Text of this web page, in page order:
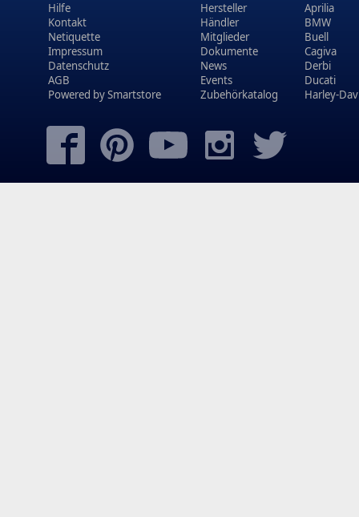
Hilfe
Kontakt
Netiquette
Impressum
Datenschutz
AGB
Powered bySmartstore
Hersteller
Händler
Mitglieder
Dokumente
News
Events
Zubehörkatalog
Aprilia
BMW
Buell
Cagiva
Derbi
Ducati
Harley-